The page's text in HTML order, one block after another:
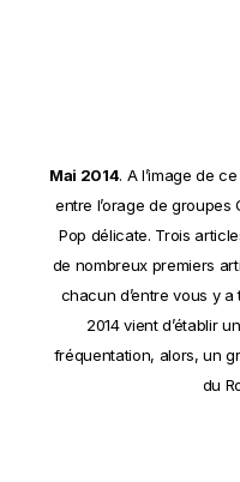
Mai 2014. A l’image de
entre l’orage de groupes
Pop délicate. Trois
de nombreux premiers
chacun d’entre vous y
2014 vient d’établir
fréquentation, alors, un
du